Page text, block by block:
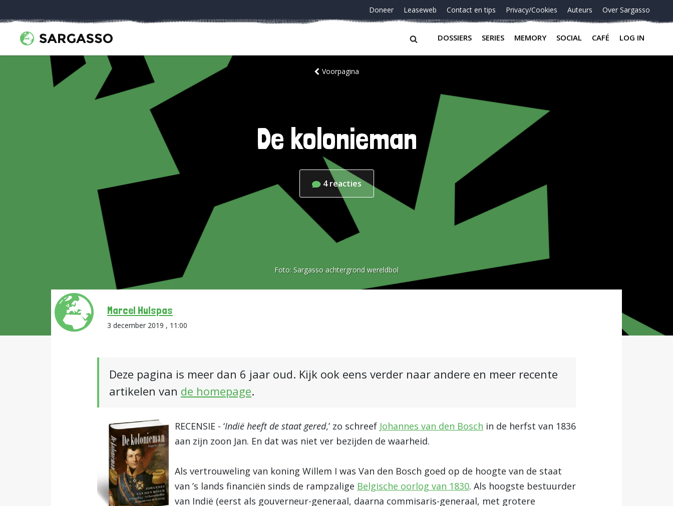
Doneer Leaseweb Contact en tips Privacy/Cookies Auteurs Over Sargasso
DOSSIERS SERIES MEMORY SOCIAL CAFÉ LOG IN
Voorpagina
De kolonieman
4 reacties
Foto: Sargasso achtergrond wereldbol
Marcel Hulspas
3 december 2019 , 11:00
Deze pagina is meer dan 6 jaar oud. Kijk ook eens verder naar andere en meer recente
artikelen van de homepage.
RECENSIE - ‘Indië heeft de staat gered,’ zo schreef Johannes van den Bosch in de herfst van 1836
aan zijn zoon Jan. En dat was niet ver bezijden de waarheid.
Als vertrouweling van koning Willem I was Van den Bosch goed op de hoogte van de staat
van ’s lands financiën sinds de rampzalige Belgische oorlog van 1830. Als hoogste bestuurder
van Indië (eerst als gouverneur-generaal, daarna commisaris-generaal, met grotere